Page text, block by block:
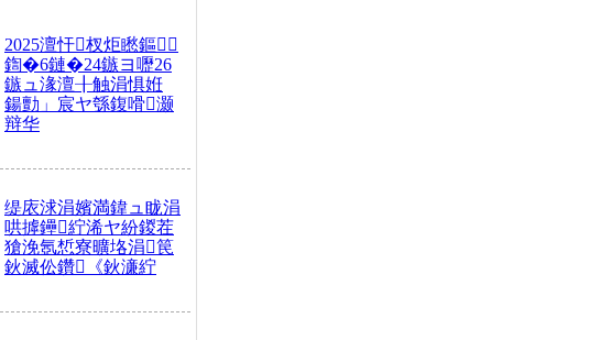
2025澶忓杈炬矁鏂
鍧�6鏈�24鏃ヨ嚦26
鏃ュ湪澶╂触涓惧姙
鍚勯」宸ヤ綔鍑嗗灏
辩华
缇庡浗涓嬪満鍏ュ眬涓
哄摢鑸紵浠ヤ紛鍐茬
獊浼氬惁寮曠垎涓笢
鈥滅伀鑽《鈥濓紵